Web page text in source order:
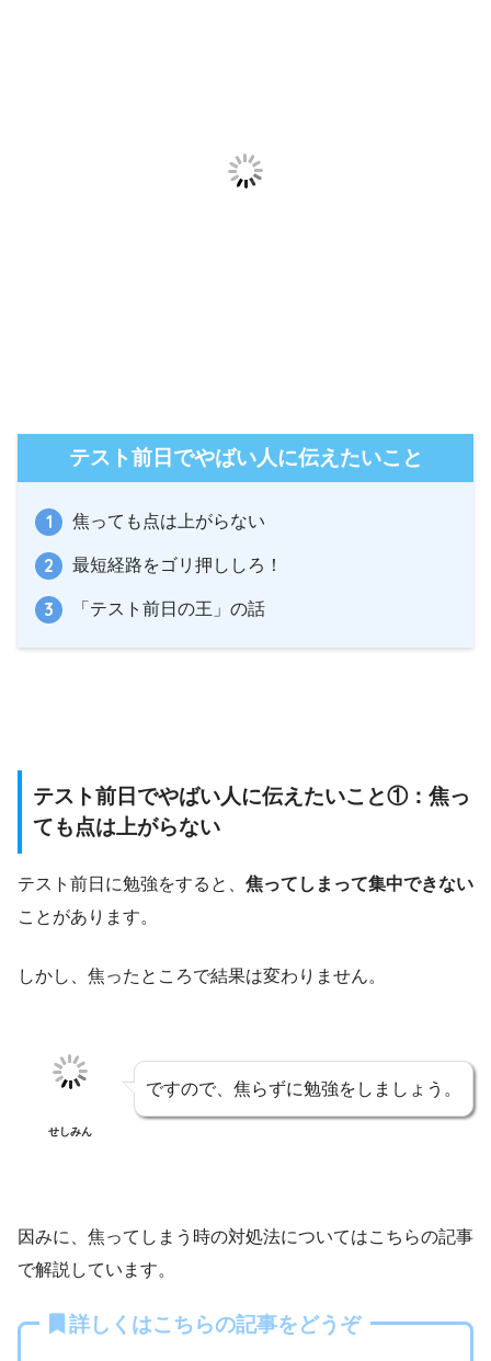
テスト前日でやばい人に伝えたいこと
焦っても点は上がらない
最短経路をゴリ押ししろ！
「テスト前日の王」の話
テスト前日でやばい人に伝えたいこと①：焦っ
ても点は上がらない
テスト前日に勉強をすると、 焦ってしまって集中できない
ことがあります。
しかし、焦ったところで結果は変わりません。
せしみん
ですので、焦らずに勉強をしましょう。
因みに、焦ってしまう時の対処法についてはこちらの記事
で解説しています。
詳しくはこちらの記事をどうぞ